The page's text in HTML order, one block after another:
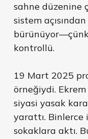
sahne düzenine
sistem
kontrollü.
19 Mart 2025
örneğiydi.
siyasi yasak
yarattı. Binlerce
sokaklara aktı.